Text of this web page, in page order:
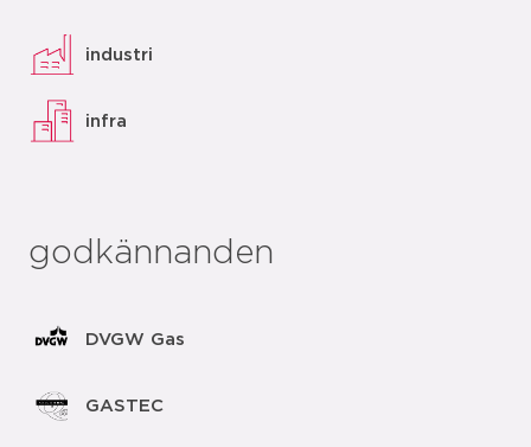
industri
infra
godkännanden
DVGW Gas
GASTEC